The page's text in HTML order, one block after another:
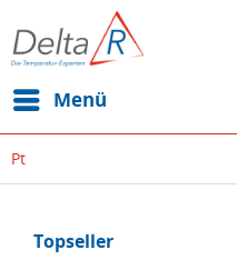
Menü
Pt
Topseller